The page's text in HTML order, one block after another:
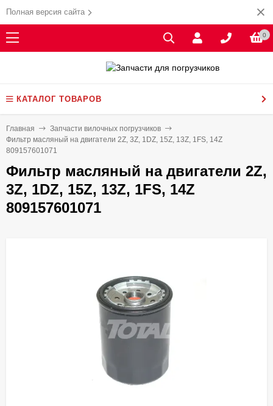
Полная версия сайта
0
КАТАЛОГ ТОВАРОВ
Главная
Запчасти вилочных погрузчиков
Фильтр масляный на двигатели 2Z, 3Z, 1DZ, 15Z, 13Z, 1FS, 14Z
809157601071
Фильтр масляный на двигатели 2Z,
3Z, 1DZ, 15Z, 13Z, 1FS, 14Z
809157601071